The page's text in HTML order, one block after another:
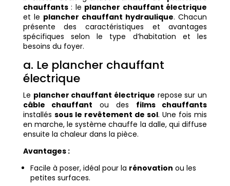
chauffants: le plancher chauffant électrique
et le plancher chauffant hydraulique. Chacun
présente des caractéristiques et avantages
spécifiques selon le type d’habitation et les
besoins du foyer.
a. Le plancher chauffant
électrique
Le plancher chauffant électrique repose sur un
câble chauffant ou des films chauffants
installés sous le revêtement de sol. Une fois mis
en marche, le système chauffe la dalle, qui diffuse
ensuite la chaleur dans la pièce.
Avantages :
Facile à poser, idéal pour la rénovation ou les
petites surfaces.